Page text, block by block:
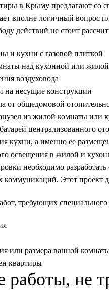
в Крыму предлагают со
вполне логичный вопрос
действий не стоит
и кухни с газовой плиткой
над кухонной или жилой
воздуховода
на несущие конструкции
от общедомовой
из жилой комнаты или
централизованного
кухни, а именно ее
освещения в жилой и
необходимо
Этот проект
требующих
или размера ванной
квартиры
работы, не